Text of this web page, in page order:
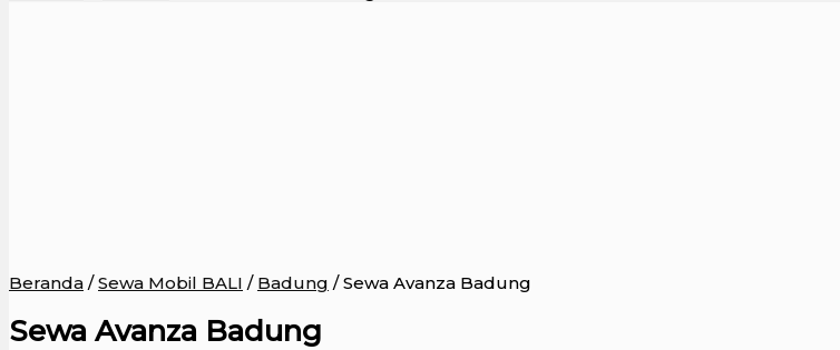
Beranda /Sewa Mobil BALI / Badung / Sewa Avanza Badung
Sewa Avanza Badung